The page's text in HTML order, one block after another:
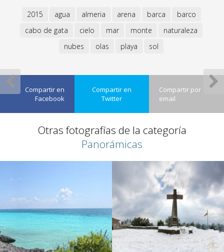
2015 agua almeria arena barca
barco
cabo de gata
cielo mar monte
naturaleza
nubes
olas playa sol
Compartir en
Facebook
Compartir en
Twitter
Compartir por
email
Otras fotografías de la categoría
Panorámicas